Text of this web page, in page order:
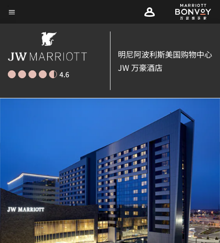
Skip
4.6
明尼阿波利斯美国购物中心
JW 万豪酒店